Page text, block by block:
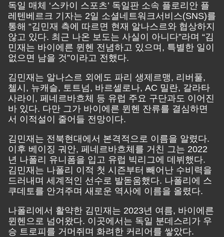
독일 매체 ‘스카이 스포츠’ 독일판 소속 플로리안 플
레텐베르크 기자는 2일 소셜네트워크서비스(SNS)를
통해 “김민재 측에 따르면 현재 알나스르와 협상하지
않고 있다. 최근 나온 보도는 사실이 아니다”라며 “김
민재는 바이에른 뮌헨 전념하고 있으며, 특별한 일이
없으면 남을 것”이라고 전했다.
김민재는 알나스르 외에도 파리 생제르맹, 리버풀,
첼시, 뉴캐슬, 토트넘, 바르셀로나, AC 밀란, 갈라타
사라이, 페네르바흐체 등 유럽 주요 구단과도 이어진
바 있다. 다만 그가 바이에른 뮌헨 잔류를 결심하면
서 이적설이 줄어들 전망이다.
김민재는 전북현대에서 본격적으로 이름을 알렸다.
이후 베이징 궈안, 페네르바흐체를 거친 그는 2022
년 나폴리 유니폼을 입고 유럽 빅리그에 데뷔했다.
김민재는 나폴리 이적 첫 시즌부터 빼어난 수비력을
드러내며 세계적인 선수로 발돋움했다. 나폴리에 스
쿠데토를 안겨주며 새로운 역사에 이름을 올렸다.
나폴리에서 활약한 김민재는 2023년 여름, 바이에른
뮌헨으로 넘어왔다. 이곳에서는 독일 분데스리가 우
승 트로피를 거머쥐며 화려한 커리어를 쌓았다.